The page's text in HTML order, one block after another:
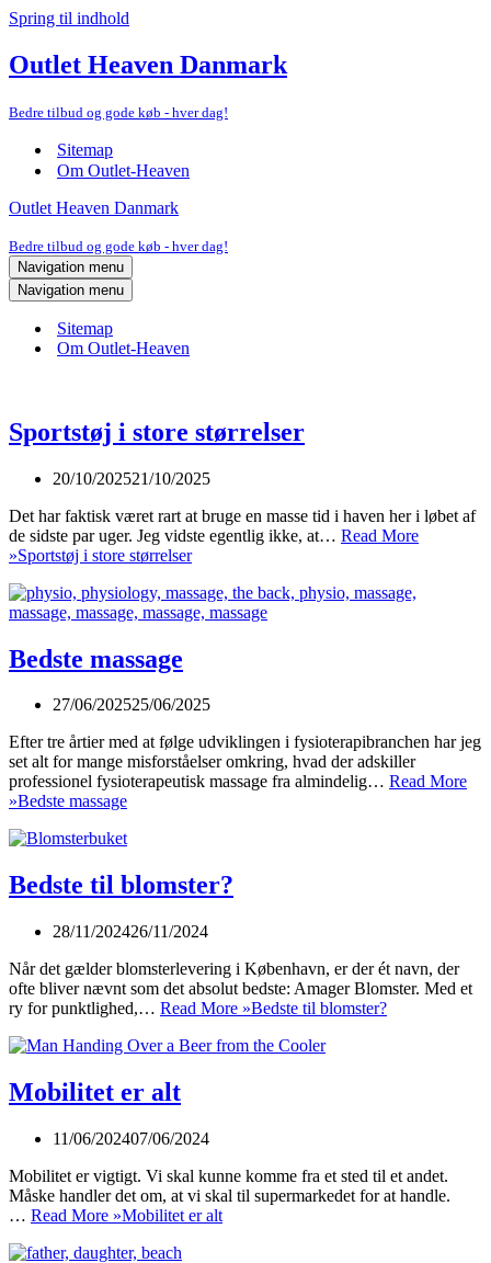
Spring til indhold
Outlet Heaven Danmark
Bedre tilbud og gode køb - hver dag!
Sitemap
Om Outlet-Heaven
Outlet Heaven Danmark
Bedre tilbud og gode køb - hver dag!
Navigation menu
Navigation menu
Sitemap
Om Outlet-Heaven
Sportstøj i store størrelser
20/10/202521/10/2025
Det har faktisk været rart at bruge en masse tid i haven her i løbet af
de sidste par uger. Jeg vidste egentlig ikke, at… Read More
»Sportstøj i store størrelser
Bedste massage
27/06/202525/06/2025
Efter tre årtier med at følge udviklingen i fysioterapibranchen har jeg
set alt for mange misforståelser omkring, hvad der adskiller
professionel fysioterapeutisk massage fra almindelig… Read More
»Bedste massage
Bedste til blomster?
28/11/202426/11/2024
Når det gælder blomsterlevering i København, er der ét navn, der
ofte bliver nævnt som det absolut bedste: Amager Blomster. Med et
ry for punktlighed,… Read More »Bedste til blomster?
Mobilitet er alt
11/06/202407/06/2024
Mobilitet er vigtigt. Vi skal kunne komme fra et sted til et andet.
Måske handler det om, at vi skal til supermarkedet for at handle.
… Read More »Mobilitet er alt